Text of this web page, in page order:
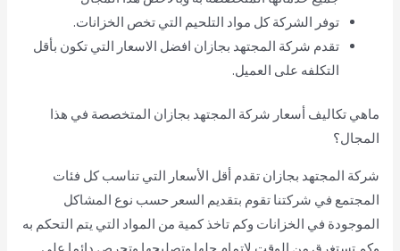
توفر الشركة كل مواد التلحيم التي تخص الخزانات.
تقدم شركة المجتهد بجازان افضل الاسعار التي تكون بأقل
التكلفه على العميل.
ماهي تكاليف أسعار شركة المجتهد بجازان المتخصصة في هذا
المجال؟
شركة المجتهد بجازان تقدم أقل الأسعار التي تناسب كل فئات
المجتمع في شركتنا تقوم بتقديم السعر حسب نوع المشاكل
الموجودة في الخزانات وكم تاخذ كمية من المواد التي يتم التحكم به